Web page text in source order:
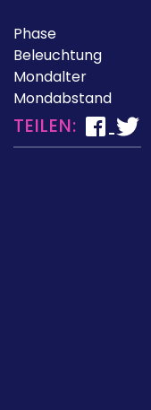
Phase
Beleuchtung
Mondalter
Mondabstand
TEILEN: